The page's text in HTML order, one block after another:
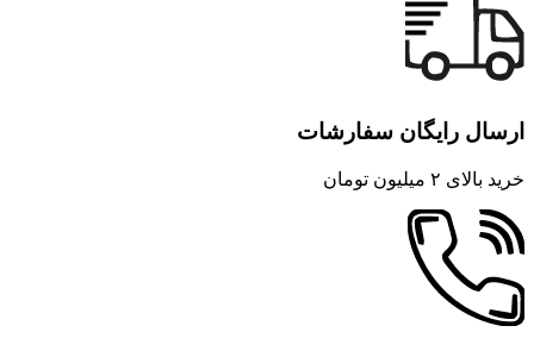
ارسال رایگان سفارشات
خرید بالای ۲ میلیون تومان